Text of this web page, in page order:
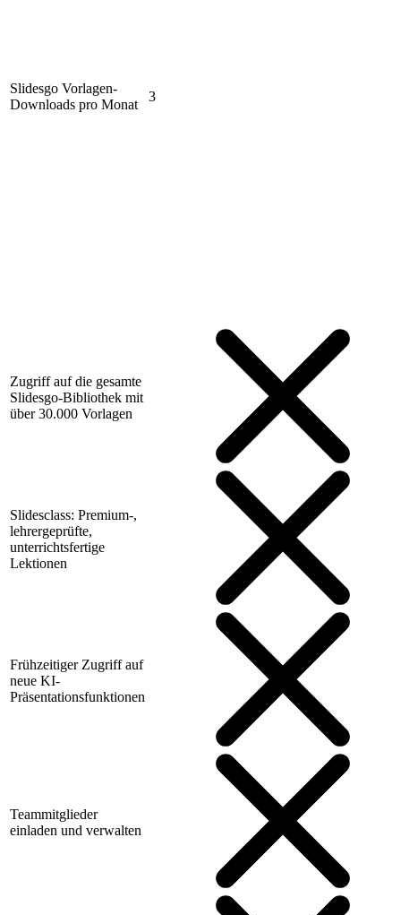
Slidesgo Vorlagen-
Downloads pro Monat
3
Zugriff auf die gesamte
Slidesgo-Bibliothek mit
über 30.000 Vorlagen
Slidesclass: Premium-,
lehrergeprüfte,
unterrichtsfertige
Lektionen
Frühzeitiger Zugriff auf
neue KI-
Präsentationsfunktionen
Teammitglieder
einladen und verwalten